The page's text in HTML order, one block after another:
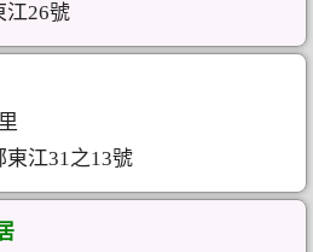
江26號
江31之13號